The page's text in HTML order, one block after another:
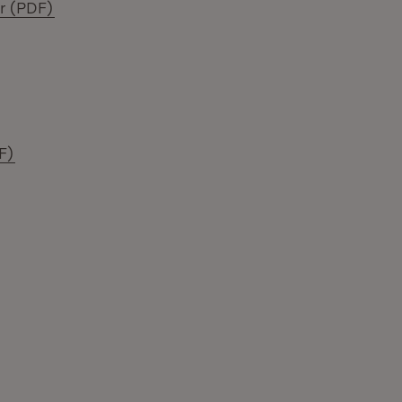
(PDF)